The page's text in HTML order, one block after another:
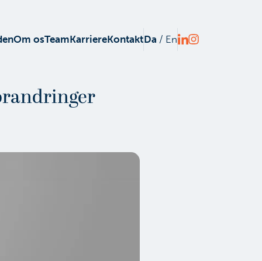
Om osTeamKarriereKontaktDa / En